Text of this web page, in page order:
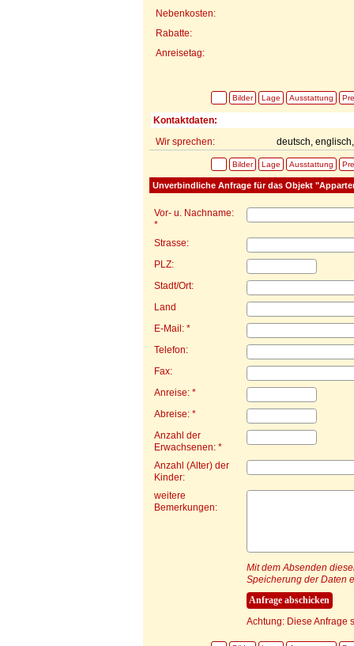
Nebenkosten:
Rabatte:
Anreisetag:
Bilder Lage Ausstattung
Kontaktdaten:
Wir sprechen:
deutsch,
Bilder Lage Ausstattung
Unverbindliche Anfrage für das Objekt
Vor- u. Nachname:
*
Strasse:
PLZ:
Stadt/Ort:
Land
E-Mail: *
Telefon:
Fax:
Anreise: *
Abreise: *
Anzahl der
Erwachsenen: *
Anzahl (Alter) der
Kinder:
weitere
Bemerkungen:
Mit dem Absenden
Speicherung der Daten
Achtung: Diese Anfrage